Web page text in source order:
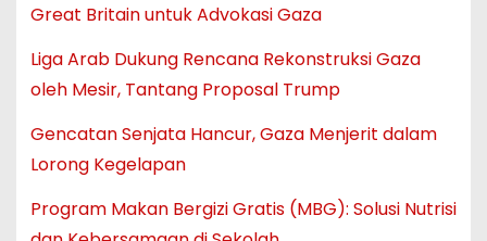
Great Britain untuk Advokasi Gaza
Liga Arab Dukung Rencana Rekonstruksi Gaza
oleh Mesir, Tantang Proposal Trump
Gencatan Senjata Hancur, Gaza Menjerit dalam
Lorong Kegelapan
Program Makan Bergizi Gratis (MBG): Solusi Nutrisi